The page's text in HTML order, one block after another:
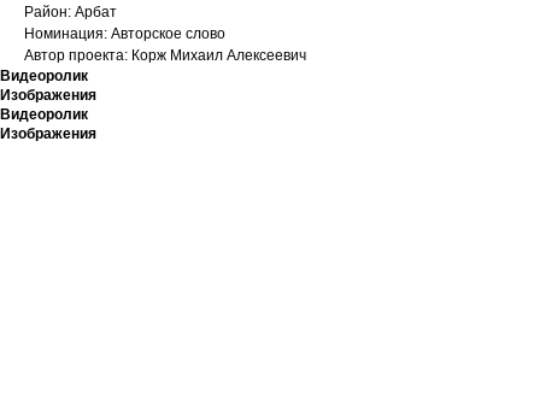
Район: Арбат
Номинация: Авторское слово
Автор проекта: Корж Михаил Алексеевич
Видеоролик
Изображения
Видеоролик
Изображения